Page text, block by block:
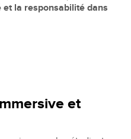
et la responsabilité dans
et